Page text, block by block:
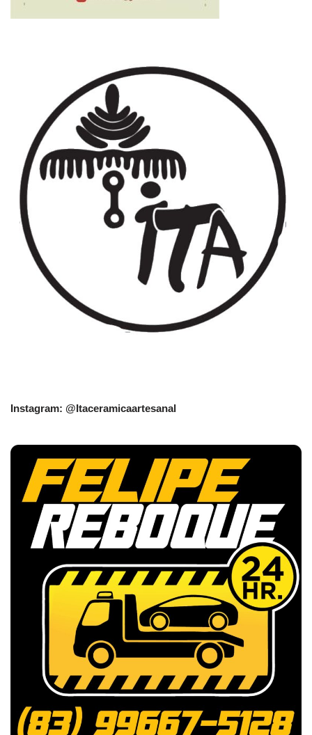
Instagram: @Itaceramicaartesanal